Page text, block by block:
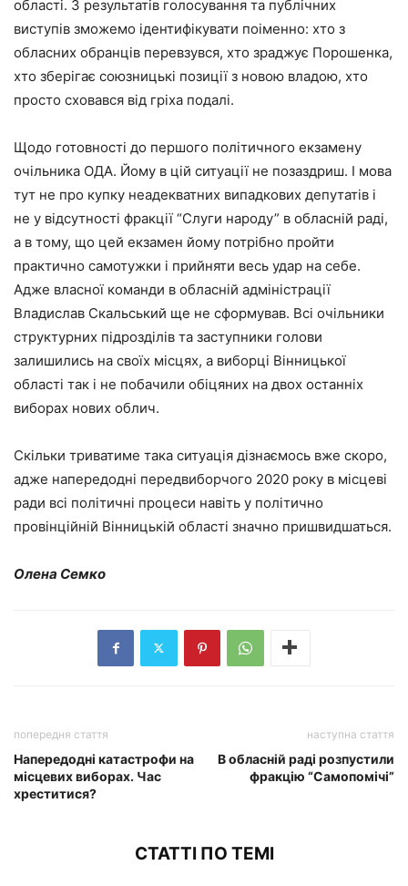
області. З результатів голосування та публічних
виступів зможемо ідентифікувати поіменно: хто з
обласних обранців перевзувся, хто зраджує Порошенка,
хто зберігає союзницькі позиції з новою владою, хто
просто сховався від гріха подалі.
Щодо готовності до першого політичного екзамену
очільника ОДА. Йому в цій ситуації не позаздриш. І мова
тут не про купку неадекватних випадкових депутатів і
не у відсутності фракції “Слуги народу” в обласній раді,
а в тому, що цей екзамен йому потрібно пройти
практично самотужки і прийняти весь удар на себе.
Адже власної команди в обласній адміністрації
Владислав Скальський ще не сформував. Всі очільники
структурних підрозділів та заступники голови
залишились на своїх місцях, а виборці Вінницької
області так і не побачили обіцяних на двох останніх
виборах нових облич.
Скільки триватиме така ситуація дізнаємось вже скоро,
адже напередодні передвиборчого 2020 року в місцеві
ради всі політичні процеси навіть у політично
провінційній Вінницькій області значно пришвидшаться.
Олена Семко
попередня стаття
Напередодні катастрофи на
місцевих виборах. Час
хреститися?
наступна стаття
В обласній раді розпустили
фракцію “Самопомічі”
СТАТТІ ПО ТЕМІ